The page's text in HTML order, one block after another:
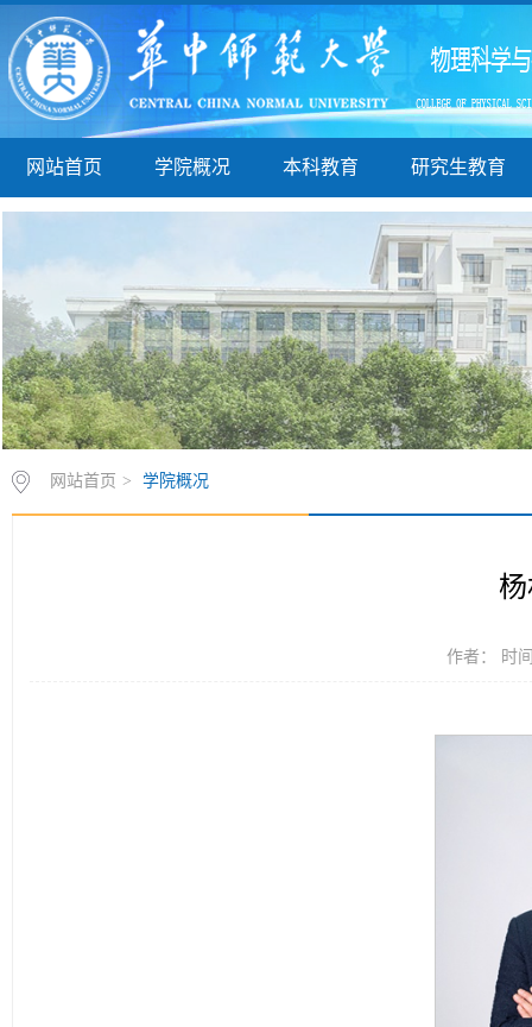
网站首页 学院概况 本科教育 研究生教育
网站首页 > 学院概况
作者： 时